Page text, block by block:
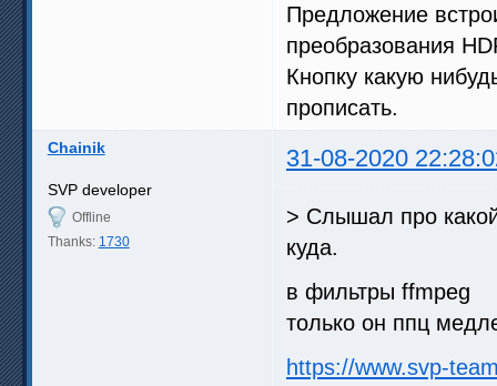
Предложение
преобразования
Кнопку какую
прописать.
Chainik 31-08-2020
SVP developer
Offline
Thanks: 1730
> Слышал про
куда.
в фильтры ffmpeg
только он ппц
https://www.svp-